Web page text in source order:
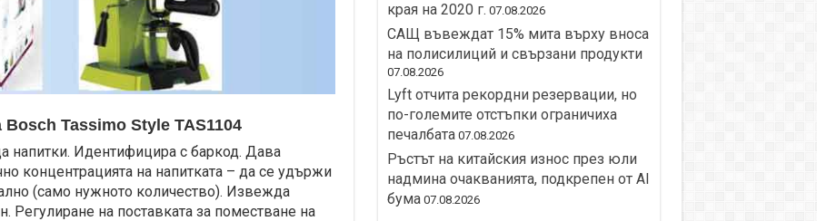
Tassimo Style TAS1104
напитки. Идентифицира с баркод. Дава
концентрацията на напитката – да се удържи
(само нужното количество). Извежда
Регулиране на поставката за поместване на
края на 2020 г. 07.08.2026
САЩ въвеждат 15% мита върху вноса
на полисилиций и свързани продукти
07.08.2026
Lyft отчита рекордни резервации, но
по-големите отстъпки ограничиха
печалбата 07.08.2026
Ръстът на китайския износ през юли
надмина очакванията, подкрепен от AI
бума 07.08.2026